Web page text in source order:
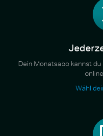
Dein Monatsabo kannst
Wähl